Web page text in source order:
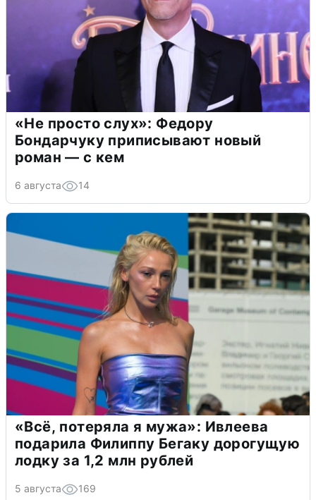
«Не просто слух»: Федору
Бондарчуку приписывают новый
роман — с кем
6 августа 14
«Всё, потеряла я мужа»: Ивлеева
подарила Филиппу Бегаку дорогущую
лодку за 1,2 млн рублей
5 августа 169